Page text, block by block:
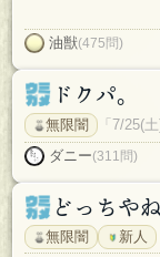
油獣(475問)
ドクパ。
無限闇
ダニー(311問)
どっちや
無限闇 新人